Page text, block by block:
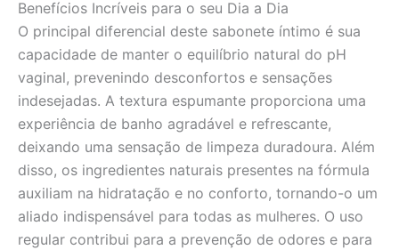
Benefícios Incríveis para o seu Dia a Dia
O principal diferencial deste sabonete íntimo é sua
capacidade de manter o equilíbrio natural do pH
vaginal, prevenindo desconfortos e sensações
indesejadas. A textura espumante proporciona uma
experiência de banho agradável e refrescante,
deixando uma sensação de limpeza duradoura. Além
disso, os ingredientes naturais presentes na fórmula
auxiliam na hidratação e no conforto, tornando-o um
aliado indispensável para todas as mulheres. O uso
regular contribui para a prevenção de odores e para